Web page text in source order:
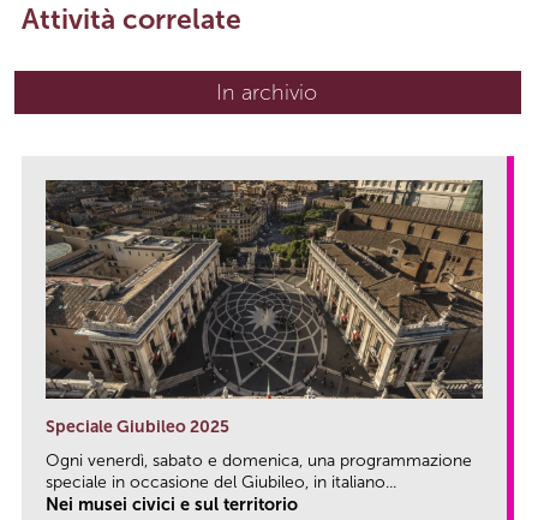
Attività correlate
In archivio
Speciale Giubileo 2025
Ogni venerdì, sabato e domenica, una programmazione
speciale in occasione del Giubileo, in italiano...
Nei musei civici e sul territorio